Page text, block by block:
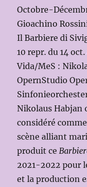
Octobre-
Gioachino
Il Barbiere di
10 repr. du 14
Vida/MeS :
OpernStudio
Nikolaus Habjan
considéré
scène alliant
produit ce
2021-2022 pour
et la production